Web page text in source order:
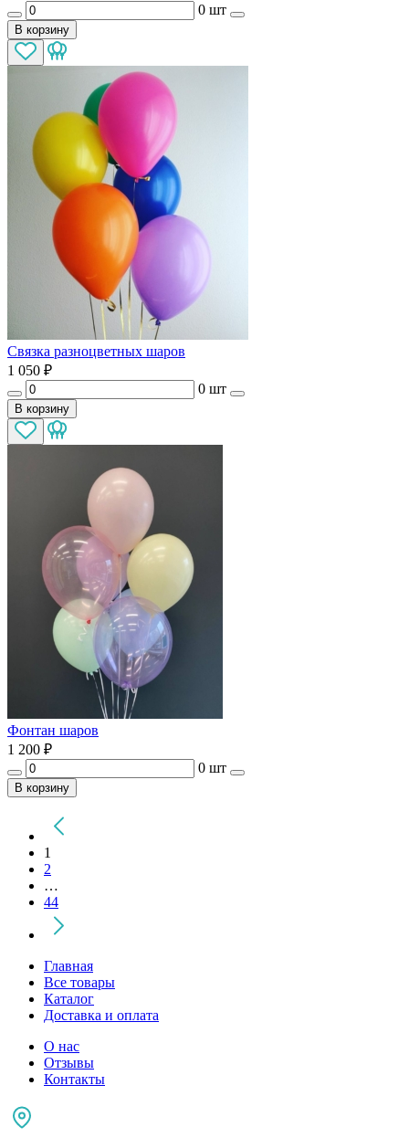
0 шт
В корзину
Связка разноцветных шаров
1 050 ₽
0 шт
В корзину
Фонтан шаров
1 200 ₽
0 шт
В корзину
1
2
…
44
Главная
Все товары
Каталог
Доставка и оплата
О нас
Отзывы
Контакты